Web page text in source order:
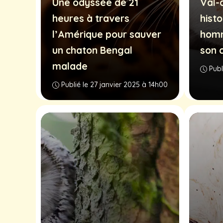
heures à travers
l’Amérique pour sauver
un chaton Bengal
malade
Publié le 27 janvier 2025 à 14h00
son